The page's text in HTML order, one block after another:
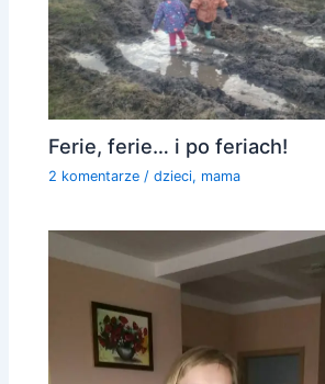
Ferie, ferie… i po feriach!
2 komentarze /dzieci, mama